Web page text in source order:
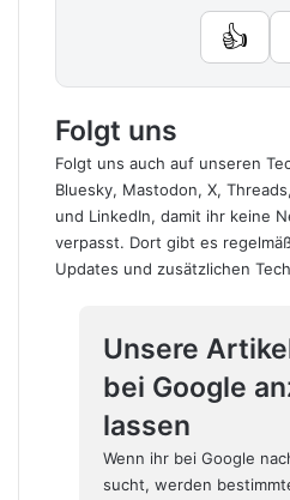
👍
Folgt uns
Folgt uns auch auf unseren
Bluesky, Mastodon, X, Threads,
und LinkedIn, damit ihr keine
verpasst. Dort gibt es
Updates und zusätzlichen
Unsere
bei Google
lassen
Wenn ihr bei Google
sucht, werden